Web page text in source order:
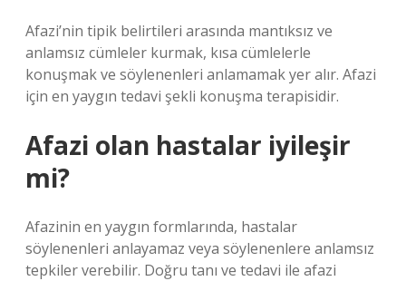
Afazi’nin tipik belirtileri arasında mantıksız ve
anlamsız cümleler kurmak, kısa cümlelerle
konuşmak ve söylenenleri anlamamak yer alır. Afazi
için en yaygın tedavi şekli konuşma terapisidir.
Afazi olan hastalar iyileşir
mi?
Afazinin en yaygın formlarında, hastalar
söylenenleri anlayamaz veya söylenenlere anlamsız
tepkiler verebilir. Doğru tanı ve tedavi ile afazi